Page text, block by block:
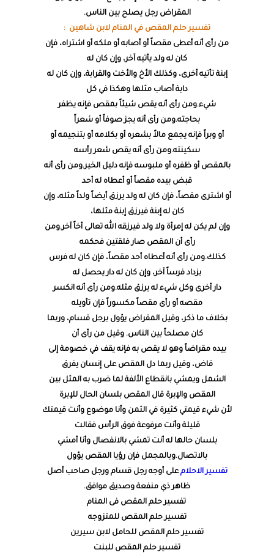
المقراض رجل يصلح بين الناس.
تفسير حلم المقص في المنام لابن شاهين :
من رأى أنه أعطى مقصاً أو أصابه أو ملكه أو اشتراه، فإن
كان له ولد يأتيه آخر، وإن كان له
إبنة تأتيه أخرى، وكذلك الأخ والأخت والقرابة، وإن كان له
دابة أصاب مثلها وهكذا في كل
شيء.ومن رأى أنه يقص شيئاً بمقص فإنه يظفر
بحاجته.ومن رأى أنه يجز صوفاً أو شعراً
أو وبراً فإنه يجمع مالاً بشعره أو بكلامه أو بتنجيمه أو
سكينته.ومن رأى أنه يقص شعر رأسه
بالمقص أو ظفره أو ملبوسه فإنه دليل الخير.ومن رأى أنه
قبض بيده مقصاً أو أعطاه له أحد
أو اشترى مقصاً، فإن كان له ولد يرزق أيضاً ولداً مثله، وإن
كان له إبنة فيرزق إبنة مثلها،
وإن لم يكن له إمرأة ولا ولد فيرزقه الله تعالى أخاً آخر.ومن
رأى أن المقص صار فلقتين فحكمه
كذلك.ومن رأى أنه أعطاه أحد مقصاً، فإن كان له فرس
يزداد فرساً آخر، وإن كان له دار يحصل له
دار أخرى وكل شيء له يرزق مثله.ومن رأى أنه انكسر
مقصه أو رأى مقصاً مكسوراً فإن تأويله
بخلاف ما ذكر، وقيل المقراض يؤول برجل قسام، وربما
كان مصلحاً بين الناس. وقيل من رأى أن
بيده مقراضاً وهو لا يقص به فإنه يقف في خصومة إلى
قاض، وقيل ربما دل المقص على إنسان يفرق
الشمل ويمشي بانقطاع الألفة لما ضرب به المثل بين
المقص والإبرة قال المقص بلسان الحال للإبرة
لأن شيء قيمتي كثيرة في الثمن وأنا موضوع وأنت قيمتك
قليلة وأنت مرفوعة فوق الرأس فقالت
بلسان حالها له أنت تمشي بالانفصال وأنا أمشي
بالاتصال.وبالمجمل فإن رؤيا المقص يؤول
تفسير الاحلامعلى أوجه رجل قسام ورجل صاحب أصل
ظاهر ذي منفعة وصديق موافق.
تفسير حلم المقص فى المنام
تفسير حلم المقص للمتزوجه
تفسير حلم المقص للحامل لابن سيرين
تفسير حلم المقص للبنت